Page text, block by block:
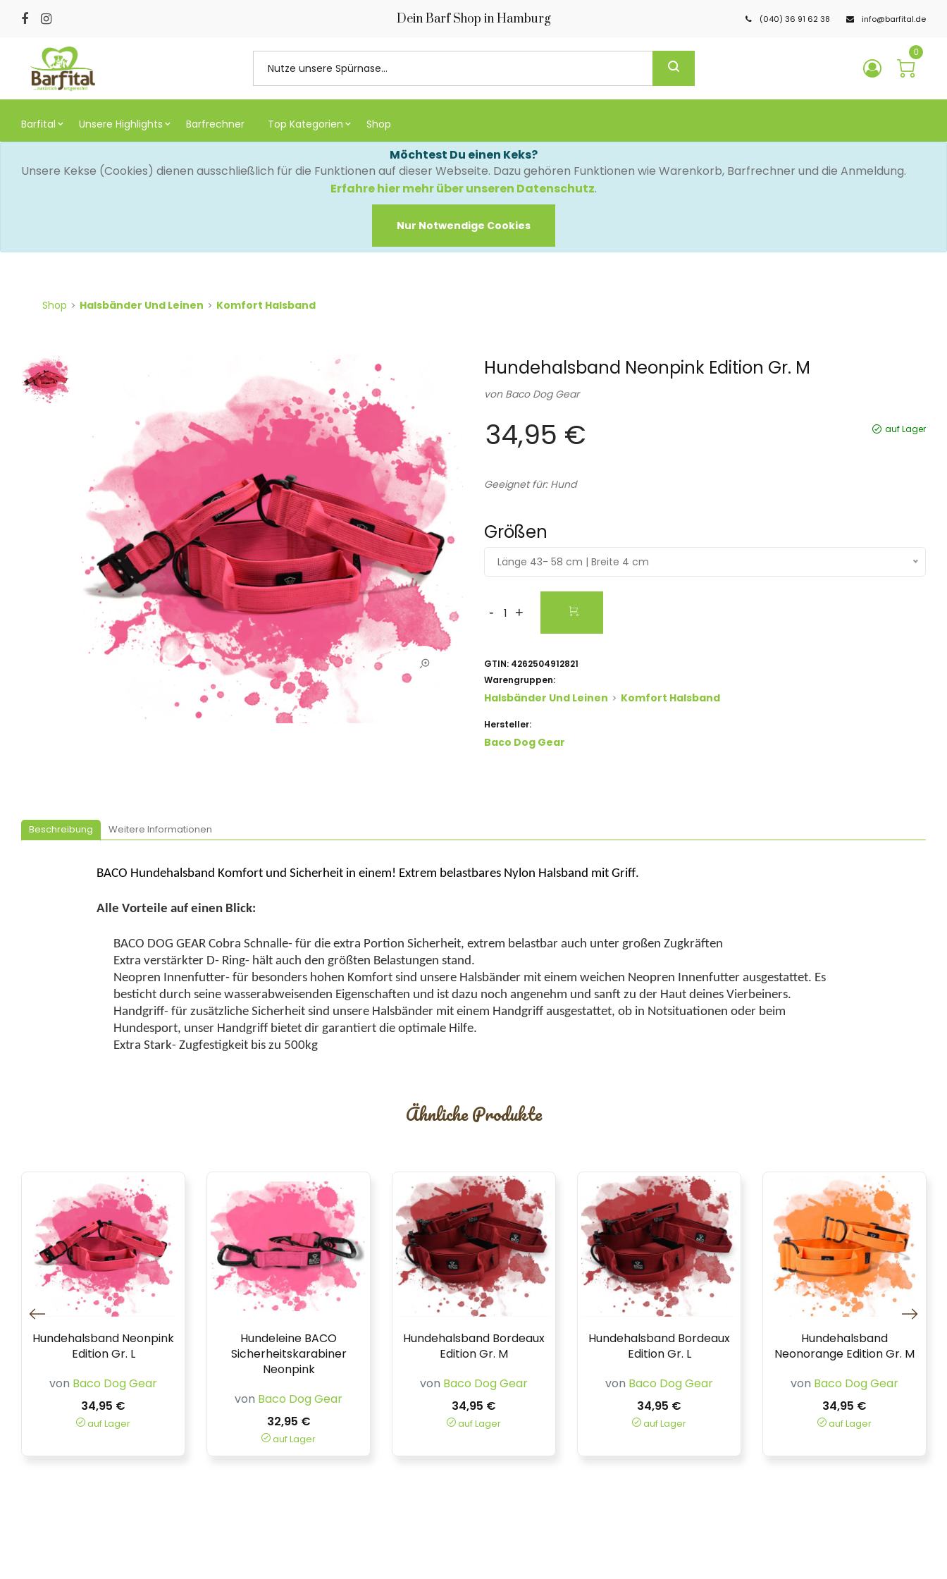
Dein Barf Shop in Hamburg (040) 36 91 62 38 info@barfital.de
0
Barfital Unsere Highlights Barfrechner Top Kategorien Shop
Möchtest Du einen Keks?
Unsere Kekse (Cookies) dienen ausschließlich für die Funktionen auf dieser Webseite. Dazu gehören Funktionen wie Warenkorb, Barfrechner und die Anmeldung.
Erfahre hier mehr über unseren Datenschutz.
Nur Notwendige Cookies
Shop Halsbänder Und Leinen Komfort Halsband
Hundehalsband Neonpink Edition Gr. M
von Baco Dog Gear
34,95 € auf Lager
Geeignet für: Hund
Größen
Länge 43- 58 cm | Breite 4 cm
- +
GTIN: 4262504912821
Warengruppen:
Halsbänder Und Leinen Komfort Halsband
Hersteller:
Baco Dog Gear
Beschreibung Weitere Informationen
BACO Hundehalsband Komfort und Sicherheit in einem! Extrem belastbares Nylon Halsband mit Griff.
Alle Vorteile auf einen Blick:
BACO DOG GEAR Cobra Schnalle- für die extra Portion Sicherheit, extrem belastbar auch unter großen Zugkräften
Extra verstärkter D- Ring- hält auch den größten Belastungen stand.
Neopren Innenfutter- für besonders hohen Komfort sind unsere Halsbänder mit einem weichen Neopren Innenfutter ausgestattet. Es
besticht durch seine wasserabweisenden Eigenschaften und ist dazu noch angenehm und sanft zu der Haut deines Vierbeiners.
Handgriff- für zusätzliche Sicherheit sind unsere Halsbänder mit einem Handgriff ausgestattet, ob in Notsituationen oder beim
Hundesport, unser Handgriff bietet dir garantiert die optimale Hilfe.
Extra Stark- Zugfestigkeit bis zu 500kg
Ähnliche Produkte
Hundehalsband Neonpink
Edition Gr. L
von Baco Dog Gear
34,95 €
auf Lager
Hundeleine BACO
Sicherheitskarabiner
Neonpink
von Baco Dog Gear
32,95 €
auf Lager
Hundehalsband Bordeaux
Edition Gr. M
von Baco Dog Gear
34,95 €
auf Lager
Hundehalsband Bordeaux
Edition Gr. L
von Baco Dog Gear
34,95 €
auf Lager
Hundehalsband
Neonorange Edition Gr. M
von Baco Dog Gear
34,95 €
auf Lager